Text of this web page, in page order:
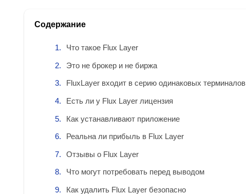
Содержание
Что такое Flux Layer
Это не брокер и не биржа
FluxLayer входит в серию одинаковых терминалов
Есть ли у Flux Layer лицензия
Как устанавливают приложение
Реальна ли прибыль в Flux Layer
Отзывы о Flux Layer
Что могут потребовать перед выводом
Как удалить Flux Layer безопасно